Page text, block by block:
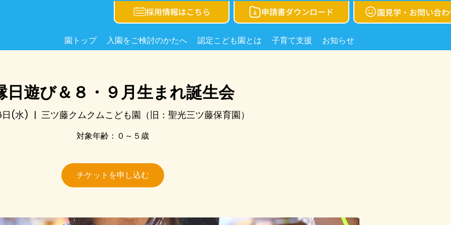
採用情報はこちら 申請書ダウンロード 園見学・お問い合
園トップ 入園をご検討のかたへ 認定こども園とは 子育て支援 お知らせ
日遊び＆８・９月生まれ誕生会
(水)
  |
三ツ藤クムクムこども園（旧：聖光三ツ藤保育園）
対象年齢：０～５歳
チケットを申し込む